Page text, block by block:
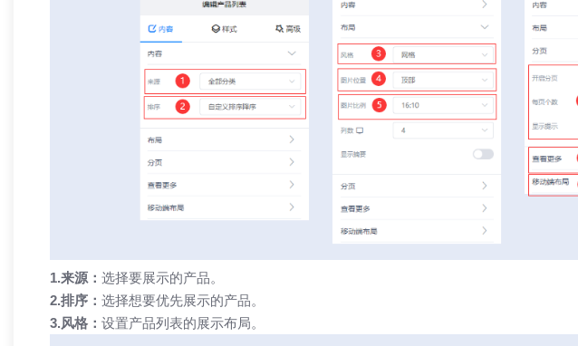
1.来源： 选择要展示的产品。
2.排序： 选择想要优先展示的产品。
3.风格： 设置产品列表的展示布局。
热烈祝贺 【兄弟网络】 喜迁新址！ 「兄弟网络」深耕西安20年：不只是做
网站，更是为企业打造“赚钱的数字资产”